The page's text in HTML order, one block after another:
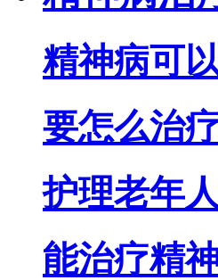
精神病可
要怎么治
护理老年
能治疗精